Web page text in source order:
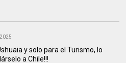
y solo para el Turismo, lo
a Chile!!!